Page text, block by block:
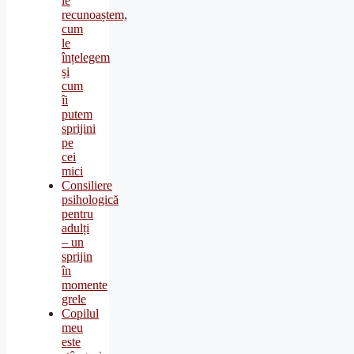
recunoaștem,
cum
le
înțelegem
și
cum
îi
putem
sprijini
pe
cei
mici
Consiliere
psihologică
pentru
adulți
– un
sprijin
în
momente
grele
Copilul
meu
este